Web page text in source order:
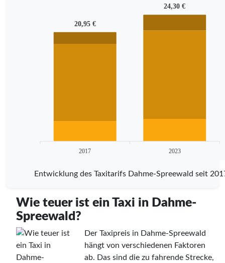
20,95 €
24,30 €
2017 2023
Entwicklung des Taxitarifs Dahme-Spreewald seit
Wie teuer ist ein Taxi in Dahme-
Spreewald?
Der Taxipreis in Dahme-Spreewald
hängt von verschiedenen Faktoren
ab. Das sind die zu fahrende Strecke,